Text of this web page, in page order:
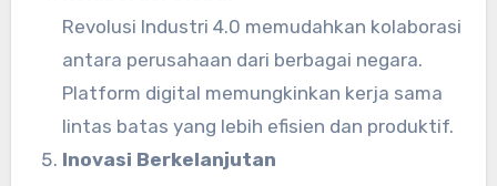
Revolusi Industri 4.0 memudahkan kolaborasi
antara perusahaan dari berbagai negara.
Platform digital memungkinkan kerja sama
lintas batas yang lebih efisien dan produktif.
Inovasi Berkelanjutan